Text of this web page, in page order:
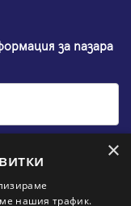
за пазара
×
нашия трафик.